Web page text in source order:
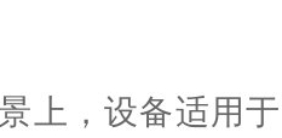
上，设备适用